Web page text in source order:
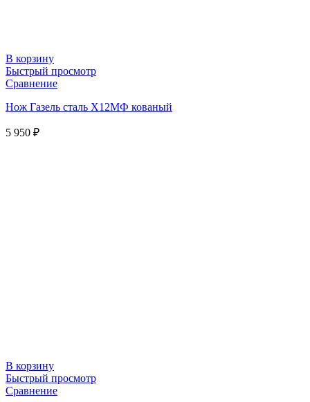
В корзину
Быстрый просмотр
Сравнение
Нож Газель сталь Х12МФ кованый
5 950 ₽
В корзину
Быстрый просмотр
Сравнение